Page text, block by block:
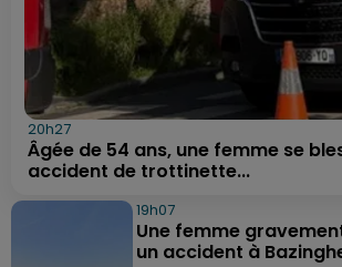
20h27
Âgée de 54 ans, une femme se
accident de trottinette...
19h07
Une femme
un accident à